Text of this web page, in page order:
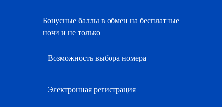
Бонусные баллы в обмен на бесплатные
ночи и не только
Возможность выбора номера
Электронная регистрация